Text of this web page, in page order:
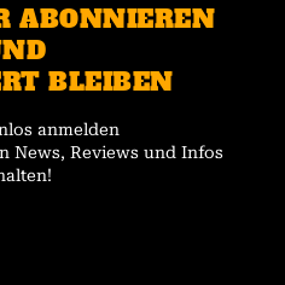
ABONNIEREN
BLEIBEN
anmelden
News, Reviews und Infos